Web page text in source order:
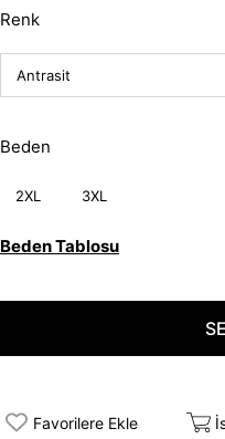
Renk
Beden
2XL 3XL
Beden Tablosu
Favorilere Ekle